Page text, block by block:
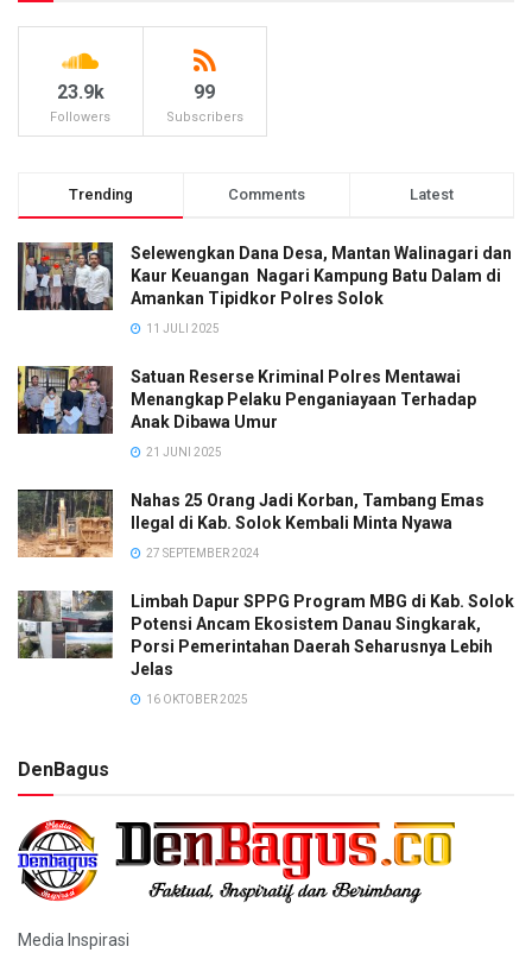
23.9k
Followers
99
Subscribers
Trending Comments Latest
Selewengkan Dana Desa, Mantan Walinagari dan
Kaur Keuangan Nagari Kampung Batu Dalam di
Amankan Tipidkor Polres Solok
11 JULI 2025
Satuan Reserse Kriminal Polres Mentawai
Menangkap Pelaku Penganiayaan Terhadap
Anak Dibawa Umur
21 JUNI 2025
Nahas 25 Orang Jadi Korban, Tambang Emas
Ilegal di Kab. Solok Kembali Minta Nyawa
27 SEPTEMBER 2024
Limbah Dapur SPPG Program MBG di Kab. Solok
Potensi Ancam Ekosistem Danau Singkarak,
Porsi Pemerintahan Daerah Seharusnya Lebih
Jelas
16 OKTOBER 2025
DenBagus
Media Inspirasi